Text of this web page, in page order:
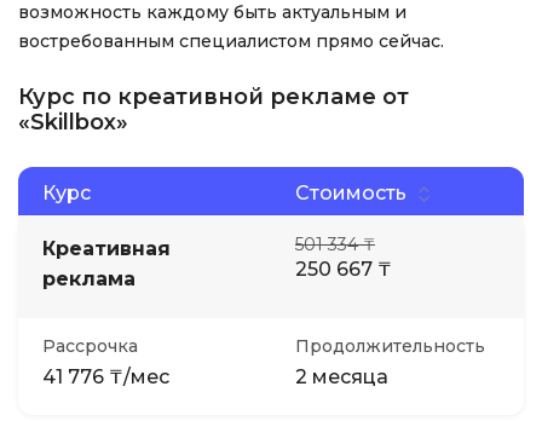
возможность каждому быть актуальным и
востребованным специалистом прямо сейчас.
Курс по креативной рекламе от
«Skillbox»
Курс Стоимость
Креативная
реклама
501 334 ₸
250 667 ₸
Рассрочка
41 776 ₸/мес
Продолжительность
2 месяца